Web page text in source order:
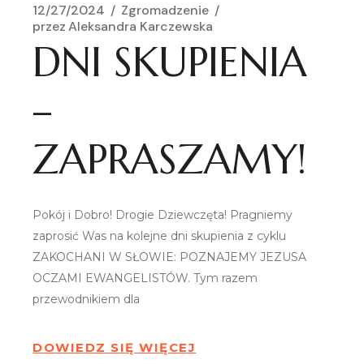
12/27/2024
Zgromadzenie
przez Aleksandra Karczewska
DNI SKUPIENIA
–
ZAPRASZAMY!
Pokój i Dobro! Drogie Dziewczęta! Pragniemy
zaprosić Was na kolejne dni skupienia z cyklu
ZAKOCHANI W SŁOWIE: POZNAJEMY JEZUSA
OCZAMI EWANGELISTÓW. Tym razem
przewodnikiem dla
DOWIEDZ SIĘ WIĘCEJ